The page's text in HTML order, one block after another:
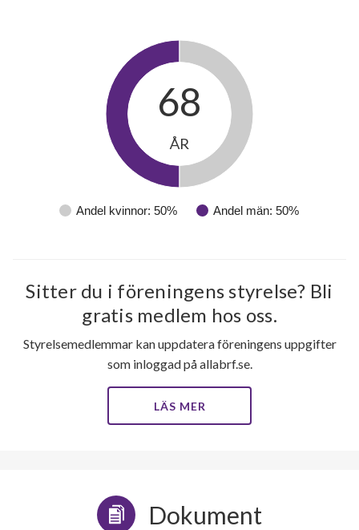
18Andel kvinnor: 50% Andel män: 50%
68
ÅR
Sitter du i föreningens styrelse? Bli
gratis medlem hos oss.
Styrelsemedlemmar kan uppdatera föreningens uppgifter
som inloggad på allabrf.se.
LÄS MER
Dokument